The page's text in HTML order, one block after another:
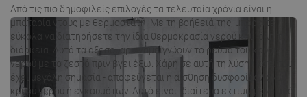
Από τις πιο δημοφιλείς επιλογές τα τελευταία χρόνια είναι η
μπαταρία ντους με θερμοστάτη. Με τη βοήθειά της, μπορείτε
εύκολα να διατηρήσετε την ίδια θερμοκρασία νερού καθ' όλη τη
διάρκεια. Αυτά τα αξεσουάρ αναμειγνύουν το ρεύμα του κρύου
νερού με το ζεστό πριν βγει έξω. Χάρη σε αυτή τη λύση - κάτι που
έχει μεγάλη σημασία - αποφεύγεται η αίσθηση δυσφορίας λόγω
κρύου νερού ή εγκαυμάτων. Αυτό είναι ιδιαίτερα εκτιμώμενο από